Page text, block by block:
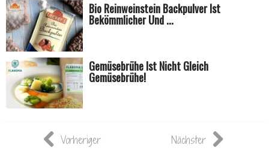
Bio Reinweinstein Backpulver Ist
Bekömmlicher Und ...
Gemüsebrühe Ist Nicht Gleich
Gemüsebrühe!
Vorheriger Nächster